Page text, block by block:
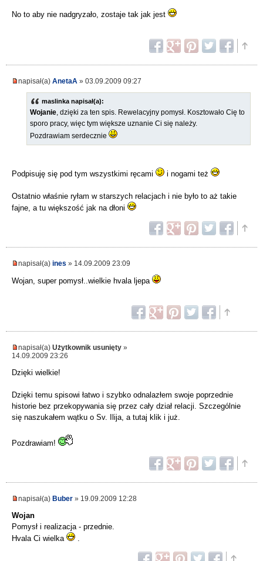
No to aby nie nadgryzało, zostaje tak jak jest
napisał(a) AnetaA » 03.09.2009 09:27
maslinka napisał(a):
Wojanie, dzięki za ten spis. Rewelacyjny pomysł. Kosztowało Cię to
sporo pracy, więc tym większe uznanie Ci się należy.
Pozdrawiam serdecznie
Podpisuję się pod tym wszystkimi ręcami i nogami też
Ostatnio właśnie ryłam w starszych relacjach i nie było to aż takie
fajne, a tu większość jak na dłoni
napisał(a) ines » 14.09.2009 23:09
Wojan, super pomysł..wielkie hvala ljepa
napisał(a) Użytkownik usunięty »
14.09.2009 23:26
Dzięki wielkie!
Dzięki temu spisowi łatwo i szybko odnalazłem swoje poprzednie
historie bez przekopywania się przez cały dział relacji. Szczególnie
się naszukałem wątku o Sv. Ilija, a tutaj klik i już.
Pozdrawiam!
napisał(a) Buber » 19.09.2009 12:28
Wojan
Pomysł i realizacja - przednie.
Hvala Ci wielka
.